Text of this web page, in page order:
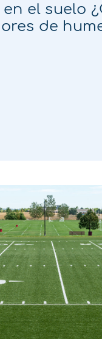
el suelo
de